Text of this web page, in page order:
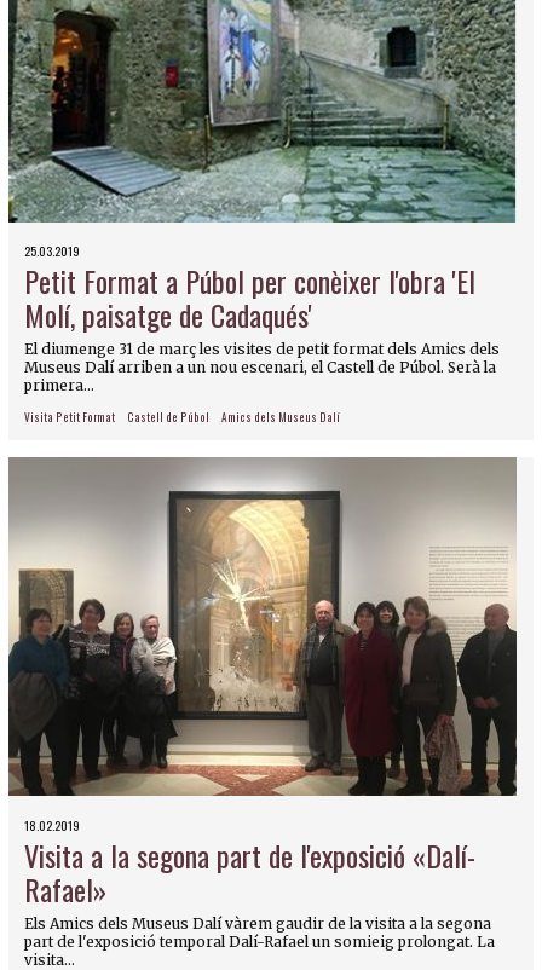
25.03.2019
Petit Format a Púbol per conèixer l'obra 'El
Molí, paisatge de Cadaqués'
El diumenge 31 de març les visites de petit format dels Amics dels
Museus Dalí arriben a un nou escenari, el Castell de Púbol. Serà la
primera...
Visita Petit Format Castell de Púbol Amics dels Museus Dalí
18.02.2019
Visita a la segona part de l'exposició «Dalí-
Rafael»
Els Amics dels Museus Dalí vàrem gaudir de la visita a la segona
part de l'exposició temporal Dalí-Rafael un somieig prolongat. La
visita...